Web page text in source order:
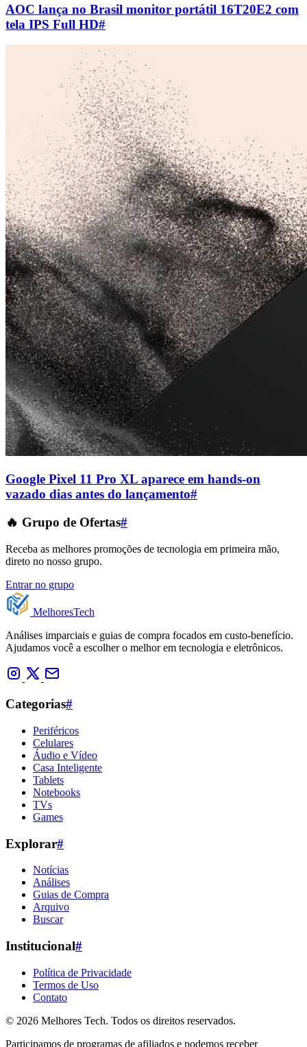
AOC lança no Brasil monitor portátil 16T20E2 com
tela IPS Full HD#
Google Pixel 11 Pro XL aparece em hands-on
vazado dias antes do lançamento#
🔥 Grupo de Ofertas#
Receba as melhores promoções de tecnologia em primeira mão,
direto no nosso grupo.
Entrar no grupo
MelhoresTech
Análises imparciais e guias de compra focados em custo-benefício.
Ajudamos você a escolher o melhor em tecnologia e eletrônicos.
Categorias#
Periféricos
Celulares
Áudio e Vídeo
Casa Inteligente
Tablets
Notebooks
TVs
Games
Explorar#
Notícias
Análises
Guias de Compra
Arquivo
Buscar
Institucional#
Política de Privacidade
Termos de Uso
Contato
© 2026 Melhores Tech. Todos os direitos reservados.
Participamos de programas de afiliados e podemos receber